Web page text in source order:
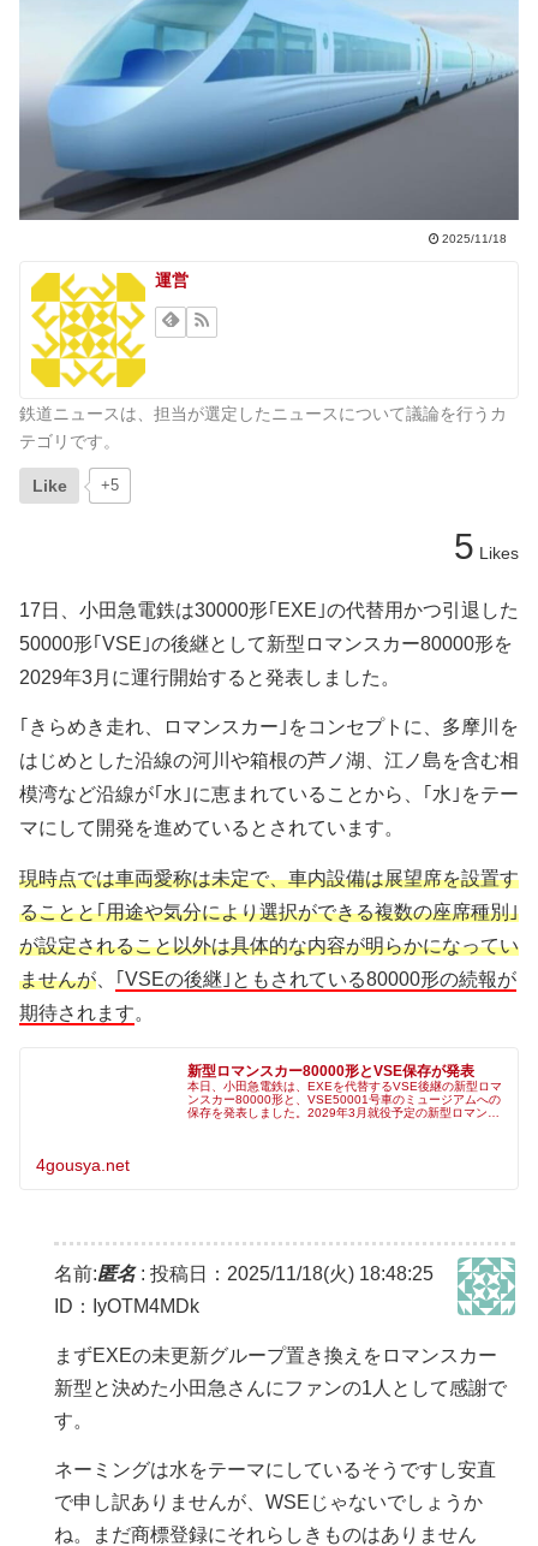
2025/11/18
運営
鉄道ニュースは、担当が選定したニュースについて議論を行うカ
テゴリです。
Like +5
5 Likes
17日、小田急電鉄は30000形｢EXE｣の代替用かつ引退した
50000形｢VSE｣の後継として新型ロマンスカー80000形を
2029年3月に運行開始すると発表しました。
｢きらめき走れ、ロマンスカー｣をコンセプトに、多摩川を
はじめとした沿線の河川や箱根の芦ノ湖、江ノ島を含む相
模湾など沿線が｢水｣に恵まれていることから、｢水｣をテー
マにして開発を進めているとされています。
現時点では車両愛称は未定で、車内設備は展望席を設置す
ることと｢用途や気分により選択ができる複数の座席種別｣
が設定されること以外は具体的な内容が明らかになってい
ませんが
｢VSEの後継｣ともされている80000形の続報が
期待されます。
新型ロマンスカー80000形とVSE保存が発表
本日、小田急電鉄は、EXEを代替するVSE後継の新型ロマ
ンスカー80000形と、VSE50001号車のミュージアムへの
保存を発表しました。2029年3月就役予定の新型ロマンス
4gousya.net
名前:匿名: 投稿日：2025/11/18(火) 18:48:25
ID：IyOTM4MDk
まずEXEの未更新グループ置き換えをロマンスカー
新型と決めた小田急さんにファンの1人として感謝で
す。
ネーミングは水をテーマにしているそうですし安直
で申し訳ありませんが、WSEじゃないでしょうか
ね。まだ商標登録にそれらしきものはありません